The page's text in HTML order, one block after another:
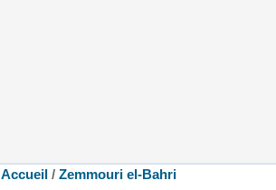
Accueil / Zemmouri el-Bahri